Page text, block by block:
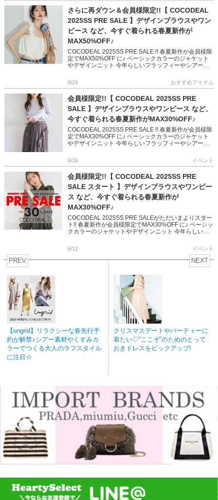
さらに再ダウン＆会員様限定!!【 COCODEAL
2025SS PRE SALE 】デザインブラウスやワン
ピース など、今すぐ着られる春夏新作が
MAX50%OFF♪
COCODEAL 2025SS PRE SALE !! 春夏新作が会員様限
定でMAX50%OFF に♪ ベーシックカラーのジャケット
やデザインニット 今年らしいフラッフィーやシアーの
6/29 おすすめアイテム
会員様限定!!【 COCODEAL 2025SS PRE
SALE 】デザインブラウスやワンピース など、
今すぐ着られる春夏新作がMAX30%OFF♪
COCODEAL 2025SS PRE SALE !! 春夏新作が会員様限
定でMAX30%OFF に♪ ベーシックカラーのジャケット
やデザインニット 今年らしいフラッフィーやシアーの
6/16 イベント
会員様限定!!【 COCODEAL 2025SS PRE
SALE スタート 】デザインブラウスやワンピー
ス など、今すぐ着られる春夏新作が
MAX30%OFF♪
COCODEAL 2025SS PRE SALEがただいまよりスター
ト!! 春夏新作が会員様限定でMAX30%OFF に♪ ベーシッ
クカラーのジャケットやデザインニット 今年らしいフ
6/12 イベント
PREV
【ungrid】リラクシーな春先行予
約が解禁♪シアー素材やくすみカ
ラーでつくる大人のラフスタイル
に注目☆
NEXT
クリスマスデートやパーティーに
着たい♡”ここぞ”のためのとって
おきドレスをピックアップ!